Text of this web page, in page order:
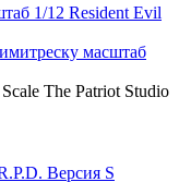
масштаб
The Patriot Studio